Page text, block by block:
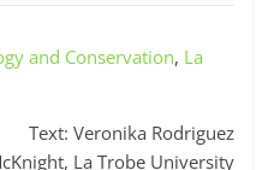
and Conservation, La
Text: Veronika Rodriguez
La Trobe University